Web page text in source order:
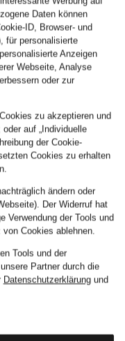
im
FALKE
Socken COSY
mit Merinowolle
Daten können
ID, Browser- und
für personalisierte
Anzeigen
Webseite, Analyse
oder zur
zu akzeptieren und
auf „Individuelle
der Cookie-
Cookies zu erhalten
ändern oder
Der Widerruf hat
Verwendung der Tools und
Cookies ablehnen.
Tools und der
Partner durch die
Datenschutzerklärungund